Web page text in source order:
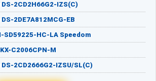
2CD2H66G2-IZS(C)
2DE7A812MCG-EB
SD59225-HC-LA Speedom
C2006CPN-M
2CD2666G2-IZSU/SL(C)